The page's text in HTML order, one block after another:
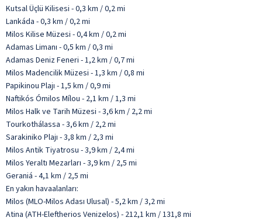
Kutsal Üçlü Kilisesi - 0,3 km / 0,2 mi
Lankáda - 0,3 km / 0,2 mi
Milos Kilise Müzesi - 0,4 km / 0,2 mi
Adamas Limanı - 0,5 km / 0,3 mi
Adamas Deniz Feneri - 1,2 km / 0,7 mi
Milos Madencilik Müzesi - 1,3 km / 0,8 mi
Papikinou Plajı - 1,5 km / 0,9 mi
Naftikós Ómilos Mílou - 2,1 km / 1,3 mi
Milos Halk ve Tarih Müzesi - 3,6 km / 2,2 mi
Tourkothálassa - 3,6 km / 2,2 mi
Sarakiniko Plajı - 3,8 km / 2,3 mi
Milos Antik Tiyatrosu - 3,9 km / 2,4 mi
Milos Yeraltı Mezarları - 3,9 km / 2,5 mi
Geraniá - 4,1 km / 2,5 mi
En yakın havaalanları:
Milos (MLO-Milos Adası Ulusal) - 5,2 km / 3,2 mi
Atina (ATH-Eleftherios Venizelos) - 212,1 km / 131,8 mi